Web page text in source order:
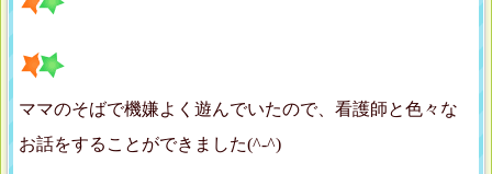
ママのそばで機嫌よく遊んでいたので、看護師と色々な
お話をすることができました(^-^)